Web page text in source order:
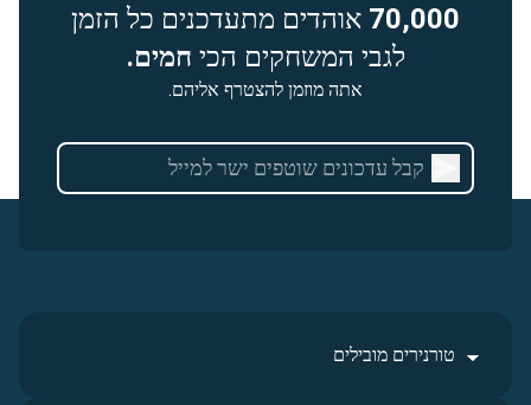
70,000 אוהדים מתעדכנים כל הזמן
לגבי המשחקים הכי חמים.
אתה מוזמן להצטרף אליהם.
טורנירים מובילים